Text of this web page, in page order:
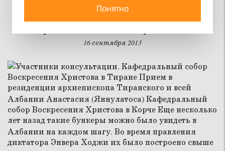
Православной миссионерской сети
16 сентября 2013
Понятно